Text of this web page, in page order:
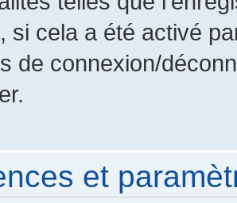
si cela a été activé
de connexion/
et